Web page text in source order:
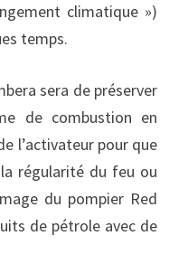
climatique »)
temps.
sera de préserver
de combustion en
l’activateur pour que
régularité du feu ou
du pompier Red
de pétrole avec de